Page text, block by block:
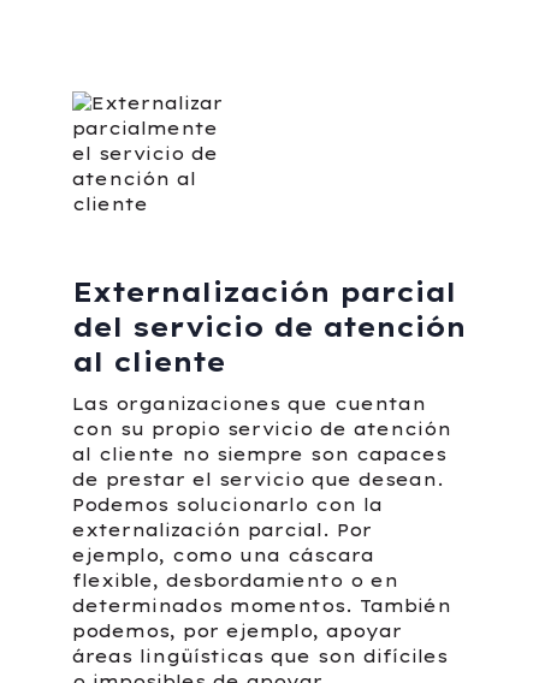
Externalización parcial
del servicio de atención
al cliente
Las organizaciones que cuentan
con su propio servicio de atención
al cliente no siempre son capaces
de prestar el servicio que desean.
Podemos solucionarlo con la
externalización parcial. Por
ejemplo, como una cáscara
flexible, desbordamiento o en
determinados momentos. También
podemos, por ejemplo, apoyar
áreas lingüísticas que son difíciles